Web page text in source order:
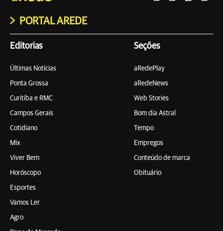
PORTAL AREDE
Editorias
Últimas Notícias
Ponta Grossa
Curitiba e RMC
Campos Gerais
Cotidiano
Mix
Viver Bem
Horóscopo
Esportes
Vamos Ler
Agro
Seções
aRedePlay
aRedeNews
Web Stories
Bom dia Astral
Tempo
Empregos
Conteúdo de marca
Obituário